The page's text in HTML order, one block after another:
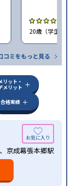
20歳（学生） /
コミをもっと見る
リット・
メリット
合格実績
京成幕張本郷駅